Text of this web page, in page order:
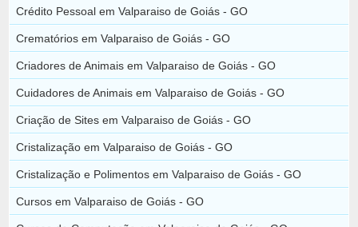
Crédito Pessoal em Valparaiso de Goiás - GO
Crematórios em Valparaiso de Goiás - GO
Criadores de Animais em Valparaiso de Goiás - GO
Cuidadores de Animais em Valparaiso de Goiás - GO
Criação de Sites em Valparaiso de Goiás - GO
Cristalização em Valparaiso de Goiás - GO
Cristalização e Polimentos em Valparaiso de Goiás - GO
Cursos em Valparaiso de Goiás - GO